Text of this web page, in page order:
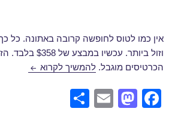
אין כמו לטוס לחופשה קרובה באתונה. כל
וזול ביותר. עכשיו
הכרטיסים מוגבל.להמשיך לקרוא טיסה
F
M
E